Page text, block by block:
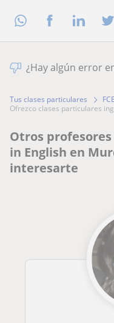
¿Hay algún error
Tus clases particulares
ofrezco clases particulares
Otros
in English en
interesarte